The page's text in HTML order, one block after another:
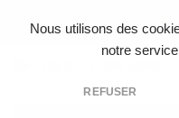
Nous utilisons des
notre
REFUSER
Skip to content